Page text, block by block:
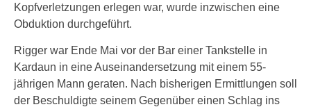
Kopfverletzungen erlegen war, wurde inzwischen eine
Obduktion durchgeführt.
Rigger war Ende Mai vor der Bar einer Tankstelle in
Kardaun in eine Auseinandersetzung mit einem 55-
jährigen Mann geraten. Nach bisherigen Ermittlungen soll
der Beschuldigte seinem Gegenüber einen Schlag ins